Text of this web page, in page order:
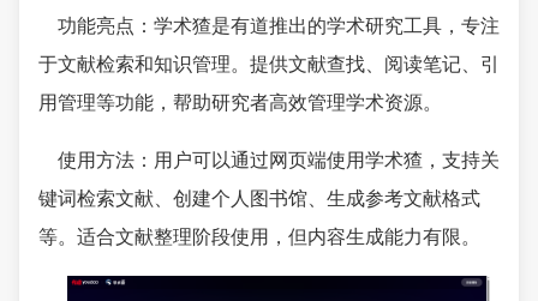
功能亮点：学术猹是有道推出的学术研究工具，专注
于文献检索和知识管理。提供文献查找、阅读笔记、引
用管理等功能，帮助研究者高效管理学术资源。
使用方法：用户可以通过网页端使用学术猹，支持关
键词检索文献、创建个人图书馆、生成参考文献格式
等。适合文献整理阶段使用，但内容生成能力有限。